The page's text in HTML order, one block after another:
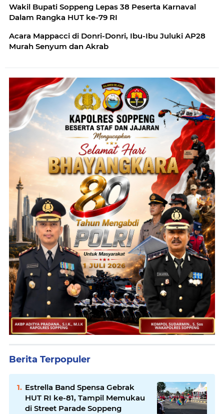
Wakil Bupati Soppeng Lepas 38 Peserta Karnaval
Dalam Rangka HUT ke-79 RI
Acara Mappacci di Donri-Donri, Ibu-Ibu Juluki AP28
Murah Senyum dan Akrab
Berita Terpopuler
Estrella Band Spensa Gebrak
HUT RI ke-81, Tampil Memukau
di Street Parade Soppeng